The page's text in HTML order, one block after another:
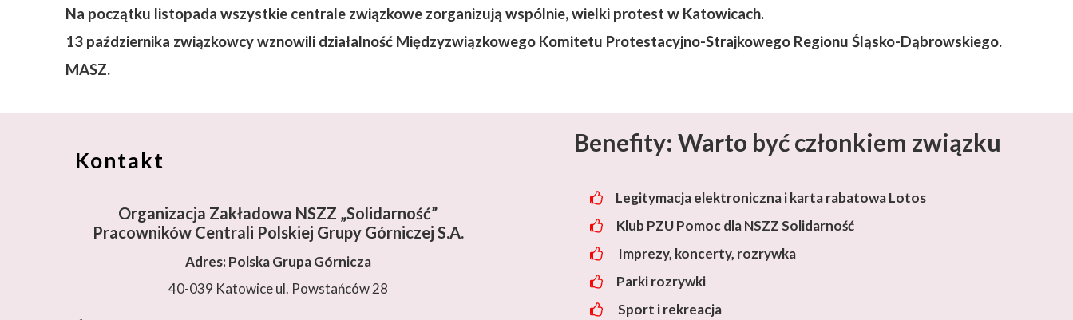
Na początku listopada wszystkie centrale związkowe zorganizują wspólnie, wielki protest w Katowicach.
13 października związkowcy wznowili działalność Międzyzwiązkowego Komitetu Protestacyjno-Strajkowego Regionu Śląsko-Dąbrowskiego.
MASZ.
Benefity: Warto być członkiem związku
Legitymacja elektroniczna i karta rabatowa Lotos
Klub PZU Pomoc dla NSZZ Solidarność
Imprezy, koncerty, rozrywka
Parki rozrywki
Sport i rekreacja
Kontakt
Adres: Polska Grupa Górnicza
40-039 Katowice ul. Powstańców 28
Organizacja Zakładowa NSZZ „Solidarność”
Pracowników Centrali Polskiej Grupy Górniczej S.A.